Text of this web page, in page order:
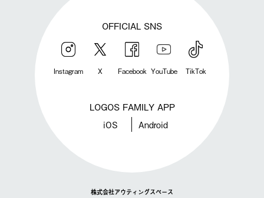
OFFICIAL SNS
Instagram X Facebook YouTube TikTok
LOGOS FAMILY APP
iOS Android
株式会社アウティングスペース